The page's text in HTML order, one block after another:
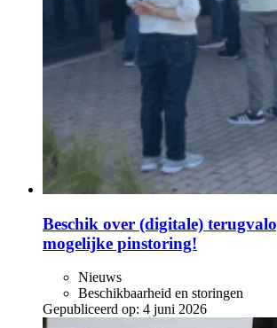
Beschik over (digitale)
mogelijke pinstoring!
Nieuws
Beschikbaarheid en storingen
Gepubliceerd op: 4 juni 2026